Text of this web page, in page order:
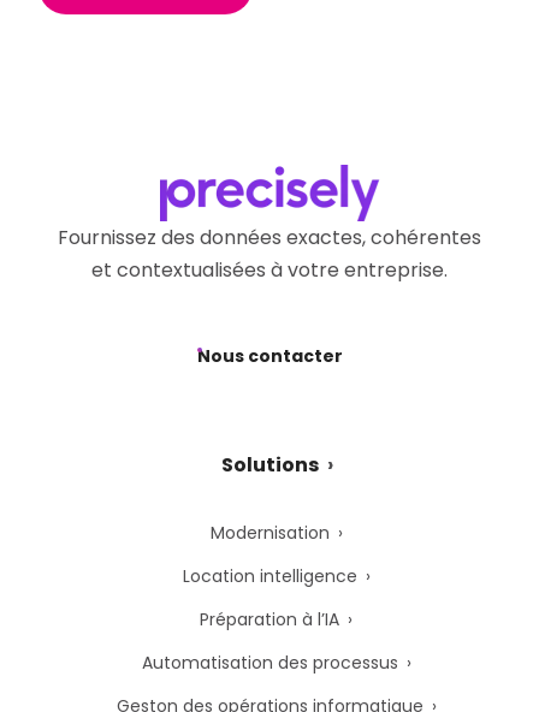
Fournissez des données exactes, cohérentes
et contextualisées à votre entreprise.
Nous contacter
Solutions
Modernisation
Location intelligence
Préparation à l’IA
Automatisation des processus
Geston des opérations informatique